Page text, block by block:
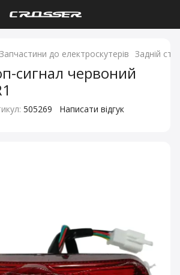
Запчастини до електроскутерів Задній
сигнал червоний
505269 Написати відгук